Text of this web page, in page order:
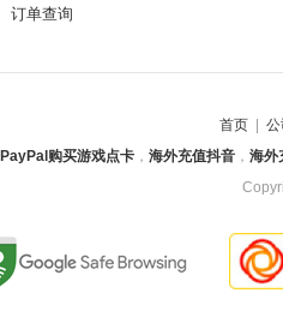
订单查询
首页| 公
PayPal购买游戏点卡 ， 海外充值抖音 ， 海外